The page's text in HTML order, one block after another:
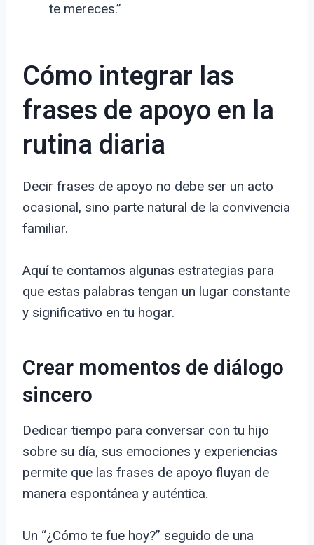
te mereces.”
Cómo integrar las
frases de apoyo en la
rutina diaria
Decir frases de apoyo no debe ser un acto
ocasional, sino parte natural de la convivencia
familiar.
Aquí te contamos algunas estrategias para
que estas palabras tengan un lugar constante
y significativo en tu hogar.
Crear momentos de diálogo
sincero
Dedicar tiempo para conversar con tu hijo
sobre su día, sus emociones y experiencias
permite que las frases de apoyo fluyan de
manera espontánea y auténtica.
Un “¿Cómo te fue hoy?” seguido de una